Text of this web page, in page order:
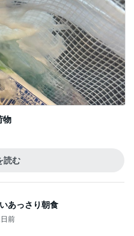
物
読む
あっさり朝食
前